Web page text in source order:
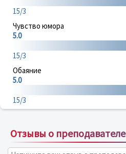
15/3
Чувство юмора
5.0
15/3
Обаяние
5.0
15/3
Отзывы о преподавателе